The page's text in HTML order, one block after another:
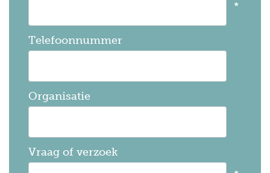
Telefoonnummer
Organisatie
Vraag of verzoek